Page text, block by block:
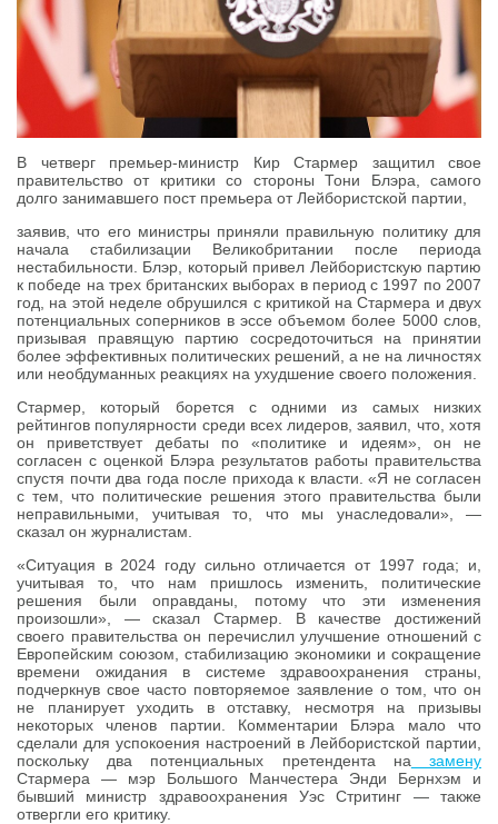
В четверг премьер-министр Кир Стармер защитил свое
правительство от критики со стороны Тони Блэра, самого
долго занимавшего пост премьера от Лейбористской партии,
заявив, что его министры приняли правильную политику для
начала стабилизации Великобритании после периода
нестабильности. Блэр, который привел Лейбористскую партию
к победе на трех британских выборах в период с 1997 по 2007
год, на этой неделе обрушился с критикой на Стармера и двух
потенциальных соперников в эссе объемом более 5000 слов,
призывая правящую партию сосредоточиться на принятии
более эффективных политических решений, а не на личностях
или необдуманных реакциях на ухудшение своего положения.
Стармер, который борется с одними из самых низких
рейтингов популярности среди всех лидеров, заявил, что, хотя
он приветствует дебаты по «политике и идеям», он не
согласен с оценкой Блэра результатов работы правительства
спустя почти два года после прихода к власти. «Я не согласен
с тем, что политические решения этого правительства были
неправильными, учитывая то, что мы унаследовали», —
сказал он журналистам.
«Ситуация в 2024 году сильно отличается от 1997 года; и,
учитывая то, что нам пришлось изменить, политические
решения были оправданы, потому что эти изменения
произошли», — сказал Стармер. В качестве достижений
своего правительства он перечислил улучшение отношений с
Европейским союзом, стабилизацию экономики и сокращение
времени ожидания в системе здравоохранения страны,
подчеркнув свое часто повторяемое заявление о том, что он
не планирует уходить в отставку, несмотря на призывы
некоторых членов партии. Комментарии Блэра мало что
сделали для успокоения настроений в Лейбористской партии,
поскольку два потенциальных претендента на замену
Стармера — мэр Большого Манчестера Энди Бернхэм и
бывший министр здравоохранения Уэс Стритинг — также
отвергли его критику.